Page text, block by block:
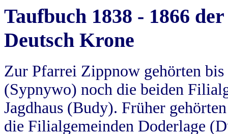
Taufbuch 1838 - 1866
Deutsch Krone
Zur Pfarrei Zippnow gehörten
(Sypnywo) noch die beiden
Jagdhaus (Budy). Früher
die Filialgemeinden Doderlage